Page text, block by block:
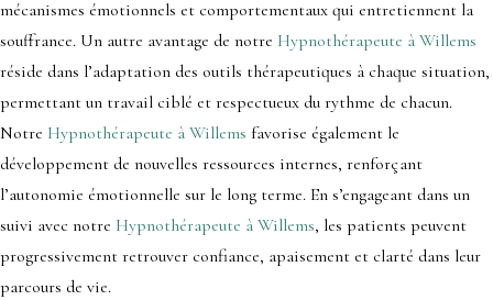
mécanismes émotionnels et comportementaux qui entretiennent la
souffrance. Un autre avantage de notre Hypnothérapeute à Willems
réside dans l’adaptation des outils thérapeutiques à chaque situation,
permettant un travail ciblé et respectueux du rythme de chacun.
Notre Hypnothérapeute à Willems favorise également le
développement de nouvelles ressources internes, renforçant
l’autonomie émotionnelle sur le long terme. En s’engageant dans un
suivi avec notre Hypnothérapeute à Willems, les patients peuvent
progressivement retrouver confiance, apaisement et clarté dans leur
parcours de vie.